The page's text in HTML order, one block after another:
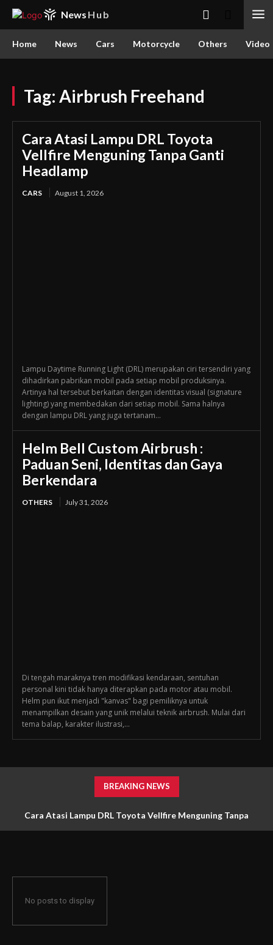
News Hub
Home News Cars Motorcycle Others Video
Tag: Airbrush Freehand
Cara Atasi Lampu DRL Toyota
Vellfire Menguning Tanpa Ganti
Headlamp
CARS August 1, 2026
Lampu Daytime Running Light (DRL) merupakan ciri tersendiri yang
dihadirkan pabrikan mobil pada setiap mobil produksinya.
Artinya hal tersebut berkaitan dengan identitas visual (signature
lighting) yang membedakan dari setiap mobil. Sama halnya
dengan lampu DRL yang juga tertanam...
Helm Bell Custom Airbrush :
Paduan Seni, Identitas dan Gaya
Berkendara
OTHERS July 31, 2026
Di tengah maraknya tren modifikasi kendaraan, sentuhan
personal kini tidak hanya diterapkan pada motor atau mobil.
Helm pun ikut menjadi "kanvas" bagi pemiliknya untuk
menampilkan desain yang unik melalui teknik airbrush. Mulai dari
tema balap, karakter ilustrasi,...
BREAKING NEWS
Cara Atasi Lampu DRL Toyota Vellfire Menguning Tanpa
No posts to display